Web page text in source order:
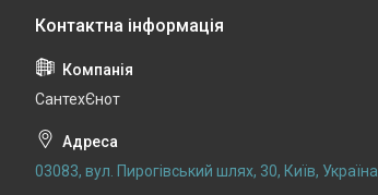
СантехЄнот
03083, вул. Пирогівський шлях, 30, Київ, Україна